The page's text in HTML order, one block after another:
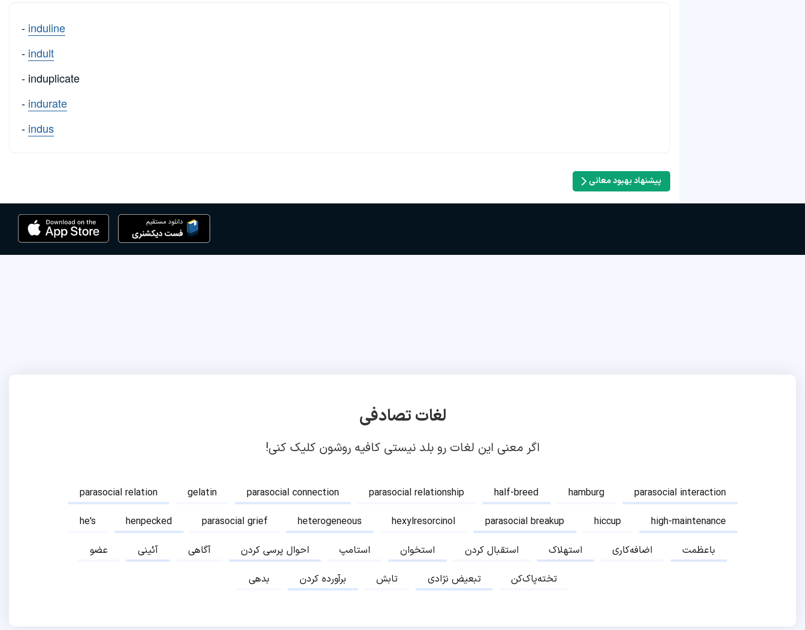
- induline
- indult
- induplicate
- indurate
- indus
پیشنهاد بهبود معانی
لغات تصادفی
اگر معنی این لغات رو بلد نیستی کافیه روشون کلیک کنی!
parasocial relation gelatin parasocial connection parasocial relationship half-breed hamburg
parasocial interaction
he's
henpecked parasocial grief heterogeneous hexylresorcinol parasocial breakup hiccup
high-maintenance
عضو
آئینی آگاهی احوال پرسی کردن استامپ استخوان استقبال کردن استهلاک اضافه‌کاری
باعظمت
بدهی
برآورده کردن تابش تبعیض نژادی تخته‌پاک‌کن